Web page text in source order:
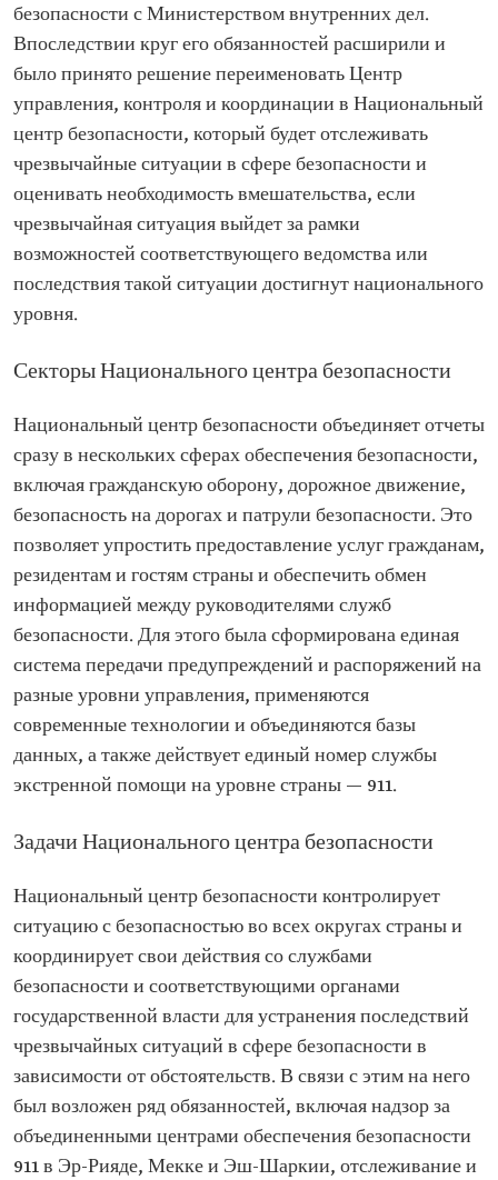
безопасности с Министерством внутренних дел.
Впоследствии круг его обязанностей расширили и
было принято решение переименовать Центр
управления, контроля и координации в Национальный
центр безопасности, который будет отслеживать
чрезвычайные ситуации в сфере безопасности и
оценивать необходимость вмешательства, если
чрезвычайная ситуация выйдет за рамки
возможностей соответствующего ведомства или
последствия такой ситуации достигнут национального
уровня.
Секторы Национального центра безопасности
Национальный центр безопасности объединяет отчеты
сразу в нескольких сферах обеспечения безопасности,
включая гражданскую оборону, дорожное движение,
безопасность на дорогах и патрули безопасности. Это
позволяет упростить предоставление услуг гражданам,
резидентам и гостям страны и обеспечить обмен
информацией между руководителями служб
безопасности. Для этого была сформирована единая
система передачи предупреждений и распоряжений на
разные уровни управления, применяются
современные технологии и объединяются базы
данных, а также действует единый номер службы
экстренной помощи на уровне страны — 911.
Задачи Национального центра безопасности
Национальный центр безопасности контролирует
ситуацию с безопасностью во всех округах страны и
координирует свои действия со службами
безопасности и соответствующими органами
государственной власти для устранения последствий
чрезвычайных ситуаций в сфере безопасности в
зависимости от обстоятельств. В связи с этим на него
был возложен ряд обязанностей, включая надзор за
объединенными центрами обеспечения безопасности
911 в Эр-Рияде, Мекке и Эш-Шаркии, отслеживание и